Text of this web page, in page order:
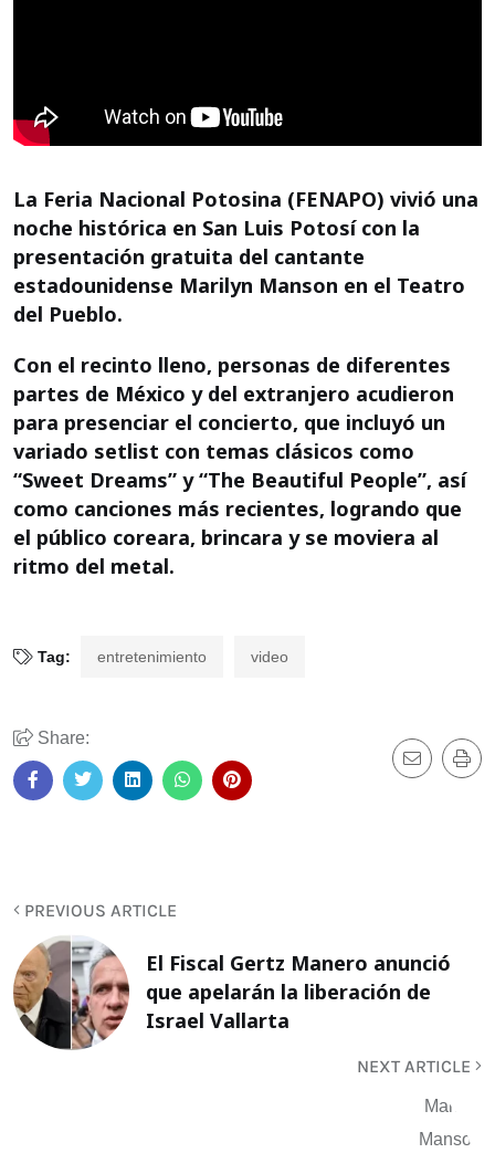
La Feria Nacional Potosina (FENAPO) vivió una
noche histórica en San Luis Potosí con la
presentación gratuita del cantante
estadounidense Marilyn Manson en el Teatro
del Pueblo.
Con el recinto lleno, personas de diferentes
partes de México y del extranjero acudieron
para presenciar el concierto, que incluyó un
variado setlist con temas clásicos como
“Sweet Dreams” y “The Beautiful People”, así
como canciones más recientes, logrando que
el público coreara, brincara y se moviera al
ritmo del metal.
Tag: entretenimiento video
Share:
PREVIOUS ARTICLE
El Fiscal Gertz Manero anunció
que apelarán la liberación de
Israel Vallarta
NEXT ARTICLE